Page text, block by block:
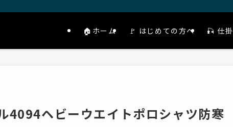
🏠ホーム 🚩 はじめての方へ 🎣 仕
4094ヘビーウエイトポロシャツ防寒